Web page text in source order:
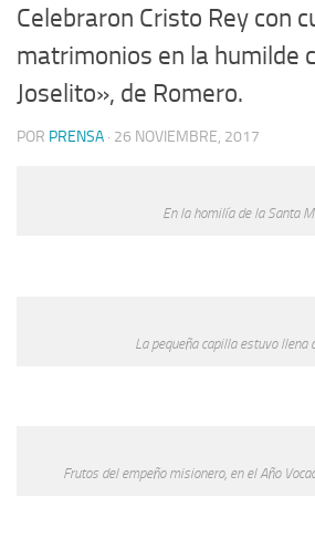
Celebraron Cristo Rey con
matrimonios en la humilde
Joselito», de Romero.
POR PRENSA · 26 NOVIEMBRE, 2017
En la homilía de la Santa
La pequeña capilla estuvo llena
Frutos del empeño misionero, en el Año